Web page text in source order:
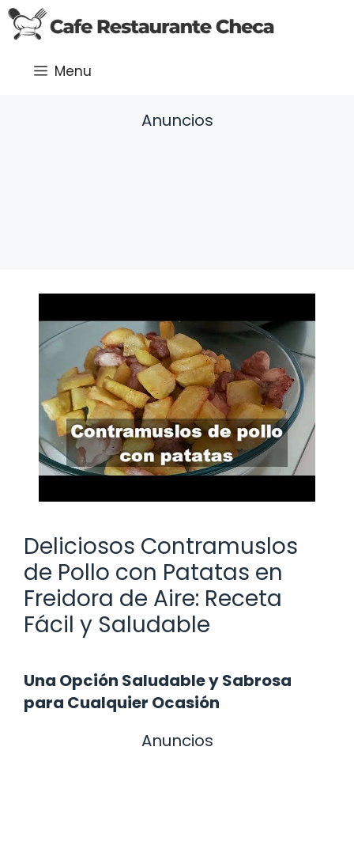
Saltar
al
Menu
Anuncios
Deliciosos Contramuslos
de Pollo con Patatas en
Freidora de Aire: Receta
Fácil y Saludable
Una Opción Saludable y Sabrosa
para Cualquier Ocasión
Anuncios